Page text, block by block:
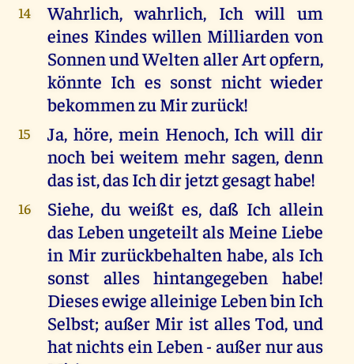
14
Wahrlich, wahrlich, Ich will um
eines Kindes willen Milliarden von
Sonnen und Welten aller Art opfern,
könnte Ich es sonst nicht wieder
bekommen zu Mir zurück!
15
Ja, höre, mein Henoch, Ich will dir
noch bei weitem mehr sagen, denn
das ist, das Ich dir jetzt gesagt habe!
16
Siehe, du weißt es, daß Ich allein
das Leben ungeteilt als Meine Liebe
in Mir zurückbehalten habe, als Ich
sonst alles hintangegeben habe!
Dieses ewige alleinige Leben bin Ich
Selbst; außer Mir ist alles Tod, und
hat nichts ein Leben - außer nur aus